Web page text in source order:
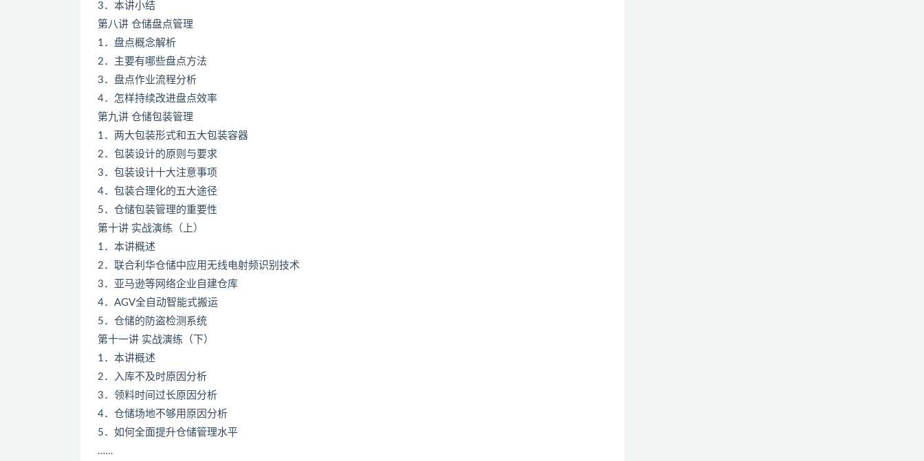
3．本讲小结
第八讲 仓储盘点管理
1．盘点概念解析
2．主要有哪些盘点方法
3．盘点作业流程分析
4．怎样持续改进盘点效率
第九讲 仓储包装管理
1．两大包装形式和五大包装容器
2．包装设计的原则与要求
3．包装设计十大注意事项
4．包装合理化的五大途径
5．仓储包装管理的重要性
第十讲 实战演练（上）
1．本讲概述
2．联合利华仓储中应用无线电射频识别技术
3．亚马逊等网络企业自建仓库
4．AGV全自动智能式搬运
5．仓储的防盗检测系统
第十一讲 实战演练（下）
1．本讲概述
2．入库不及时原因分析
3．领料时间过长原因分析
4．仓储场地不够用原因分析
5．如何全面提升仓储管理水平
……